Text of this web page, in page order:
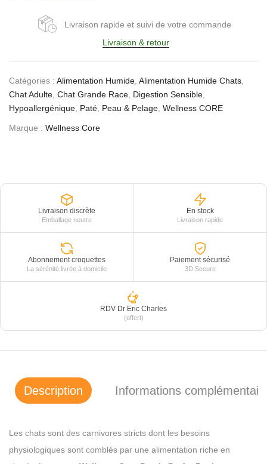
Livraison rapide et suivi de votre commande
Livraison & retour
Catégories : Alimentation Humide Alimentation Humide Chats
Chat Adulte Chat Grande Race Digestion Sensible
Hypoallergénique Paté Peau & Pelage Wellness CORE
Marque : Wellness Core
Livraison discrète
Emballage neutre
En stock
Livraison rapide
Abonnement croquettes
La sérénité livrée à domicile
Paiement sécurisé
3D Secure
RDV Dr Eric Charles
(offert)
Description Informations
Les chats sont des carnivores stricts dont les besoins
physiologiques sont comblés par une alimentation riche en